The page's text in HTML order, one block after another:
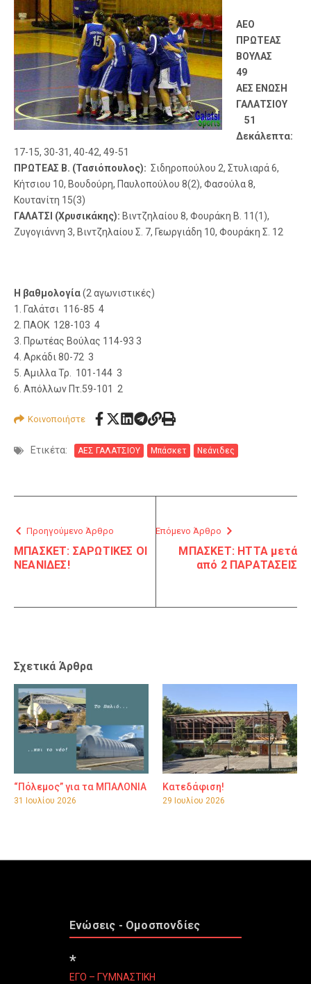
ΑΕΟ
ΠΡΩΤΕΑΣ
ΒΟΥΛΑΣ
49
ΑΕΣ ΕΝΩΣΗ
ΓΑΛΑΤΣΙΟΥ
51
Δεκάλεπτα:
17-15, 30-31, 40-42, 49-51
ΠΡΩΤΕΑΣ Β. (Τασιόπουλος): Σιδηροπούλου 2, Στυλιαρά 6,
Κήτσιου 10, Βουδούρη, Παυλοπούλου 8(2), Φασούλα 8,
Κουτανίτη 15(3)
ΓΑΛΑΤΣΙ (Χρυσικάκης): Βιντζηλαίου 8, Φουράκη Β. 11(1),
Ζυγογιάννη 3, Βιντζηλαίου Σ. 7, Γεωργιάδη 10, Φουράκη Σ. 12
Η βαθμολογία(2 αγωνιστικές)
1. Γαλάτσι 116-85 4
2. ΠΑΟΚ 128-103 4
3. Πρωτέας Βούλας 114-93 3
4. Αρκάδι 80-72 3
5. Αμιλλα Τρ. 101-144 3
6. Απόλλων Πτ.59-101 2
Κοινοποιήστε
Ετικέτα: ΑΕΣ ΓΑΛΑΤΣΙΟΥ Μπάσκετ Νεάνιδες
Προηγούμενο Άρθρο
ΜΠΑΣΚΕΤ: ΣΑΡΩΤΙΚΕΣ ΟΙ
ΝΕΑΝΙΔΕΣ!
Επόμενο Άρθρο
ΜΠΑΣΚΕΤ: ΗΤΤΑ μετά
από 2 ΠΑΡΑΤΑΣΕΙΣ
Σχετικά Άρθρα
“Πόλεμος” για τα ΜΠΑΛΟΝΙΑ
31 Ιουλίου 2026
Κατεδάφιση!
29 Ιουλίου 2026
Ενώσεις - Ομοσπονδίες
*
ΕΓΟ – ΓΥΜΝΑΣΤΙΚΗ